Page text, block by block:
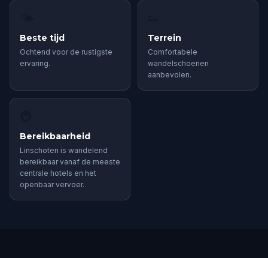
Beste tijd
Ochtend voor de rustigste
ervaring.
Terrein
Comfortabele
wandelschoenen
aanbevolen.
Bereikbaarheid
Linschoten is wandelend
bereikbaar vanaf de meeste
centrale hotels en het
openbaar vervoer.